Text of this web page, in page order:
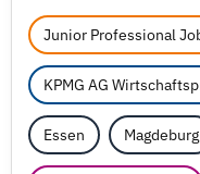
Junior Professional
KPMG AG
Essen Magdeburg